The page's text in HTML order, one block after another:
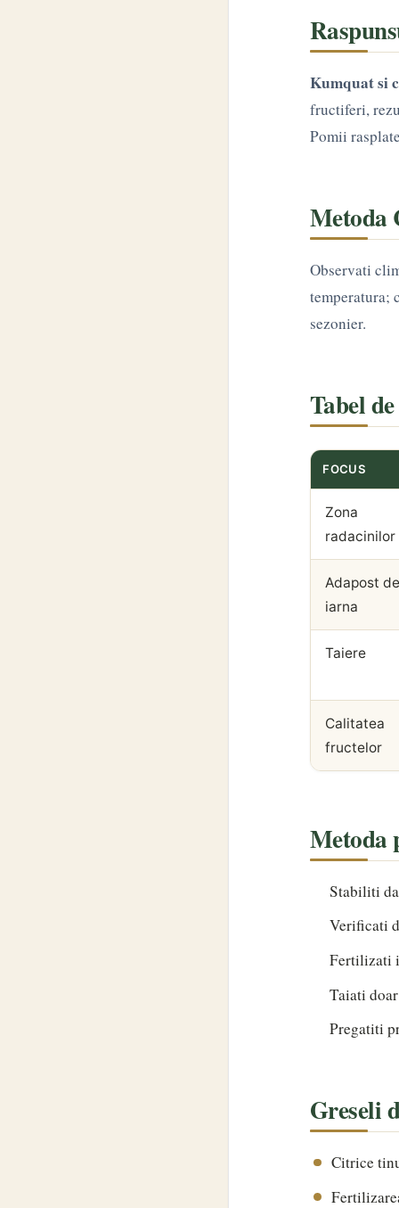
Kumquat si
fructiferi,
Pomii
Metoda
Observati
temperatura;
sezonier.
Tabel
FOCUS
Zona
radacinilor
Adapost de
iarna
Taiere
Calitatea
fructelor
Metoda
Stabiliti
Verificati
Fertilizati
Taiati
Pregatiti
Greseli
Citrice